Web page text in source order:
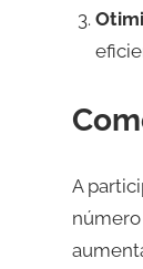
A